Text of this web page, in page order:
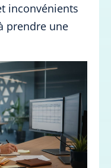
inconvénients
prendre une